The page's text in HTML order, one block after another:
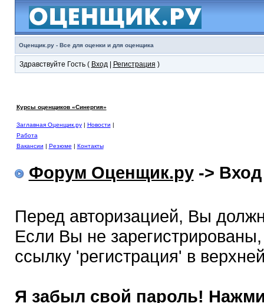
Оценщик.ру - Все для оценки и для оценщика
Здравствуйте Гость ( Вход| Регистрация )
Курсы оценщиков «Синергия»
Заглавная Оценщик.ру| Новости |
Работа
Вакансии | Резюме | Контакты
Форум Оценщик.ру-> Вход
Перед авторизацией, Вы
Если Вы не
ссылку 'регистрация' в
Я забыл свой пароль!